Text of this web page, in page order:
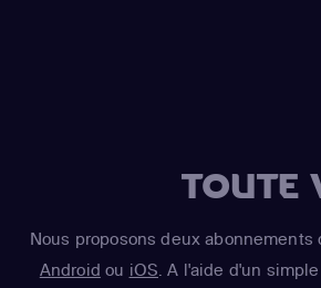
TOUTE
Nous proposons deux
Android ou iOS . A l'aide d'un